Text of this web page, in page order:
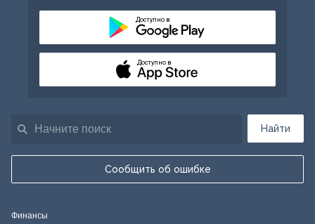
Найти
Сообщить об ошибке
Доступно в
Доступно в
Финансы